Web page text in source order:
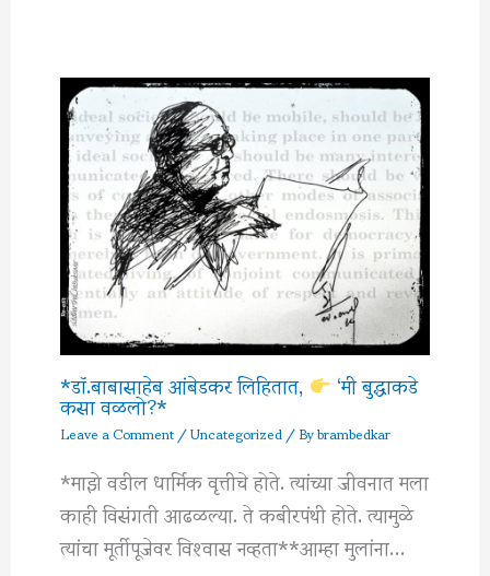
*डॉ.बाबासाहेब आंबेडकर लिहितात, ‘मी बुद्धाकडे
कसा वळलो?*
Leave a Comment/Uncategorized/ Bybrambedkar
*माझे वडील धार्मिक वृत्तीचे होते. त्यांच्या जीवनात मला
काही विसंगती आढळल्या. ते कबीरपंथी होते. त्यामुळे
त्यांचा मूर्तीपूजेवर विश्‍वास नव्हता**आम्हा मुलांना…